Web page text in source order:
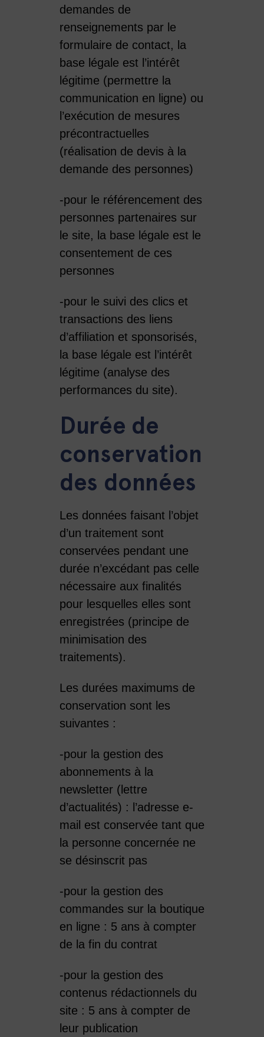
demandes de
renseignements par le
formulaire de contact, la
base légale est l’intérêt
légitime (permettre la
communication en ligne) ou
l’exécution de mesures
précontractuelles
(réalisation de devis à la
demande des personnes)
-pour le référencement des
personnes partenaires sur
le site, la base légale est le
consentement de ces
personnes
-pour le suivi des clics et
transactions des liens
d’affiliation et sponsorisés,
la base légale est l’intérêt
légitime (analyse des
performances du site).
Durée de
conservation
des données
Les données faisant l’objet
d’un traitement sont
conservées pendant une
durée n’excédant pas celle
nécessaire aux finalités
pour lesquelles elles sont
enregistrées (principe de
minimisation des
traitements).
Les durées maximums de
conservation sont les
suivantes :
-pour la gestion des
abonnements à la
newsletter (lettre
d’actualités) : l’adresse e-
mail est conservée tant que
la personne concernée ne
se désinscrit pas
-pour la gestion des
commandes sur la boutique
en ligne : 5 ans à compter
de la fin du contrat
-pour la gestion des
contenus rédactionnels du
site : 5 ans à compter de
leur publication